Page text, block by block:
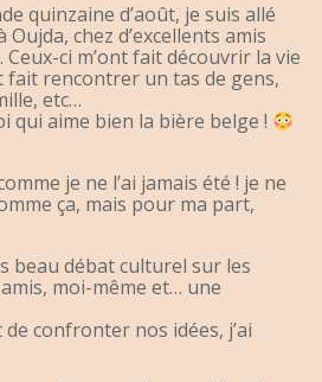
quinzaine d’août, je suis allé
chez d’excellents amis
ci m’ont fait découvrir la vie
fait rencontrer un tas de gens,
etc…
qui aime bien la bière belge !
je ne l’ai jamais été ! je ne
ça, mais pour ma part,
beau débat culturel sur les
moi-même et… une
confronter nos idées, j’ai